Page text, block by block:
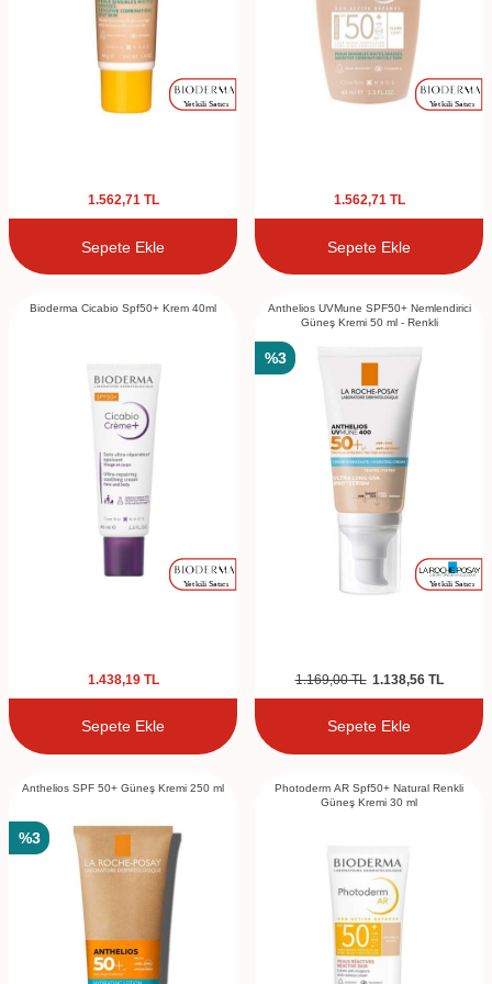
1.562,71TL
Sepete Ekle
1.562,71TL
Sepete Ekle
Bioderma Cicabio Spf50+ Krem 40ml
1.438,19TL
Sepete Ekle
Anthelios UVMune SPF50+ Nemlendirici
Güneş Kremi 50 ml - Renkli
%3
1.169,00TL 1.138,56TL
Sepete Ekle
Anthelios SPF 50+ Güneş Kremi 250 ml
%3
Photoderm AR Spf50+ Natural Renkli
Güneş Kremi 30 ml